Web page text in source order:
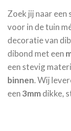
Zoek jij naar
voor in de tuin
decoratie van
dibond met een
een stevig
binnen. Wij
een3mmdikke,